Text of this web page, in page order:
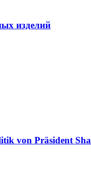
изделий
von Präsident